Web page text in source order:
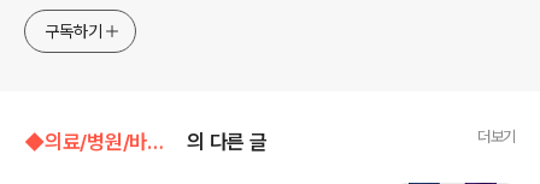
jp11222@naver.com
구독하기
◆의료/병원/바이오벤처/◁바이오벤처,의료기기 의 다른 글 더보기